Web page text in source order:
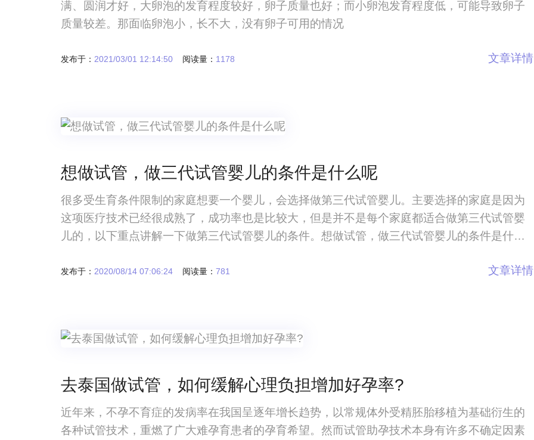
满、圆润才好，大卵泡的发育程度较好，卵子质量也好；而小卵泡发育程度低，可能导致卵子
质量较差。那面临卵泡小，长不大，没有卵子可用的情况
发布于： 2021/03/01 12:14:50 阅读量： 1178 文章详情
想做试管，做三代试管婴儿的条件是什么呢
很多受生育条件限制的家庭想要一个婴儿，会选择做第三代试管婴儿。主要选择的家庭是因为
这项医疗技术已经很成熟了，成功率也是比较大，但是并不是每个家庭都适合做第三代试管婴
儿的，以下重点讲解一下做第三代试管婴儿的条件。想做试管，做三代试管婴儿的条件是什么
是因为这项医疗技术已经很成熟了，成功率也是比较大，但是并不是每个家庭都适
发布于： 2020/08/14 07:06:24 阅读量： 781 文章详情
去泰国做试管，如何缓解心理负担增加好孕率?
近年来，不孕不育症的发病率在我国呈逐年增长趋势，以常规体外受精胚胎移植为基础衍生的
各种试管技术，重燃了广大难孕育患者的孕育希望。然而试管助孕技术本身有许多不确定因素